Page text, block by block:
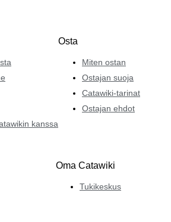
kanssa
Osta
Miten ostan
Ostajan suoja
Catawiki-tarinat
Ostajan ehdot
Oma Catawiki
Tukikeskus